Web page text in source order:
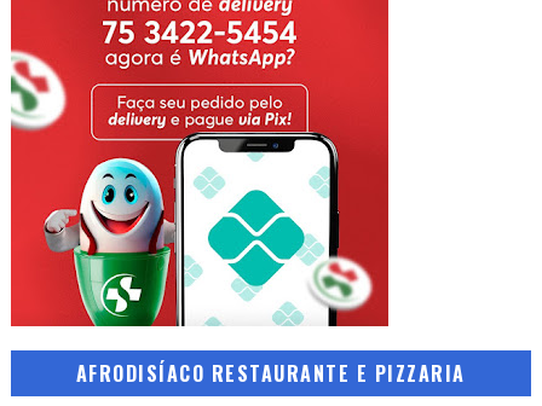
AFRODISÍACO RESTAURANTE E PIZZARIA